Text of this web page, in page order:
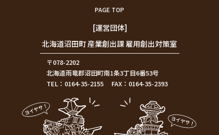
PAGE TOP
[運営団体]
北海道沼田町 産業創出課 雇用創出対策室
〒078-2202
北海道雨竜郡沼田町南1条3丁目6番53号
TEL： 0164-35-2155FAX：0164-35-2393